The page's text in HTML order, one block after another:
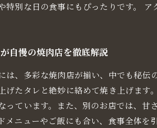
特別な日の食事にもぴったりです。
自慢の焼肉店を徹底解説
は、多彩な焼肉店が揃い、中でも秘
げたタレと絶妙に絡めて焼き上げま
っています。また、別のお店では、
メニューやご飯にも合い、食事全体を